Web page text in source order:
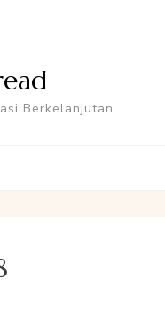
Berkelanjutan